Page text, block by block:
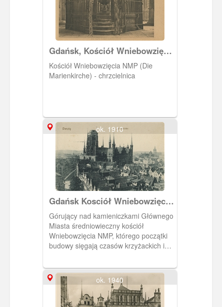
Gdańsk, Kościół Wniebowzięcia
NMP (Die Marienkirche) -
chrzcielnica
Kościół Wniebowzięcia NMP (Die
Marienkirche) - chrzcielnica
ok. 1910
Gdańsk Kosciół Wniebowzięcia
NMP, Danzig Die Miarienkirche
Górujący nad kamieniczkami Głównego
Miasta średniowieczny kościół
Wniebowzięcia NMP, którego początki
budowy sięgają czasów krzyżackich i
trwała aż do początku XVI w. Wieża swą
obecną wysokość osiągnęła w 2 poł. XV
ok. 1940